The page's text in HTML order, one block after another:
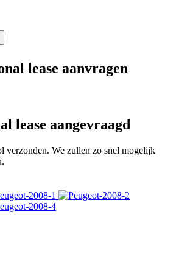
lease aanvragen
lease aangevraagd
verzonden. We zullen zo snel mogelijk